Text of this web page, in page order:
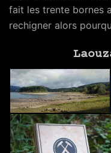
fait les trente bornes
rechigner alors